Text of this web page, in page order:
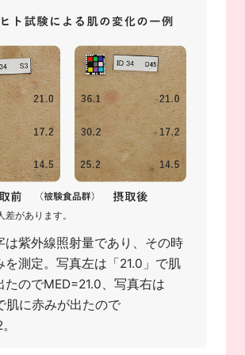
があります。
は紫外線照射量であり、その時
を測定。写真左は「21.0」で肌
たのでMED=21.0、写真右は
肌に赤みが出たので